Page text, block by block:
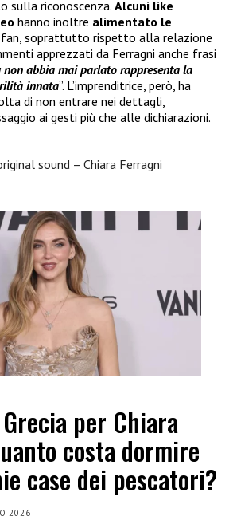
sulla riconoscenza. Alcuni like
hanno inoltre alimentato le
fan, soprattutto rispetto alla relazione
apprezzati da Ferragni anche frasi
abbia mai parlato rappresenta la
innata”. L’imprenditrice, però, ha
di non entrare nei dettagli,
ai gesti più che alle dichiarazioni.
sound – Chiara Ferragni
per Chiara
costa dormire
case dei pescatori?
2026